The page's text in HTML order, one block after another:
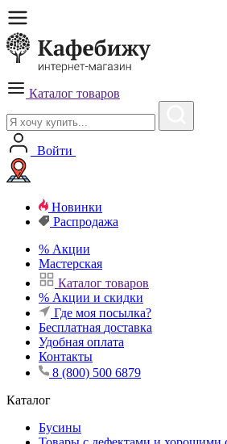
Каталог товаров
Войти
Новинки
Распродажа
% Акции
Мастерская
Каталог товаров
% Акции и скидки
Где моя посылка?
Бесплатная доставка
Удобная оплата
Контакты
8 (800) 500 6879
Каталог
Бусины